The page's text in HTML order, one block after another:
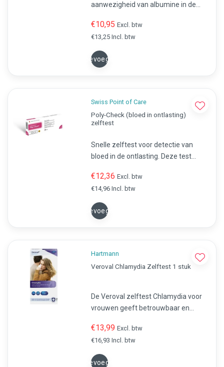
aanwezigheid van albumine in de
van nierproblemen.
€10,95 Excl. btw
€13,25 Incl. btw
Toevoegen
Swiss Point of Care
Poly-Check (bloed in ontlasting)
zelftest
Snelle zelftest voor detectie van
bloed in de ontlasting. Deze test
darmproblemen zoals poliepen of
darmkanker.
€12,36 Excl. btw
€14,96 Incl. btw
Toevoegen
Hartmann
Veroval Chlamydia Zelftest 1 stuk
De Veroval zelftest Chlamydia voor
vrouwen geeft betrouwbaar en
je met de Chlamydia trachomatis-
bacterie geïnfecteerd bent.
€13,99 Excl. btw
€16,93 Incl. btw
Toevoegen